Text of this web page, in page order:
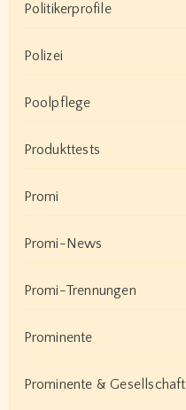
Politikerprofile
Polizei
Poolpflege
Produkttests
Promi
Promi-News
Promi-Trennungen
Prominente
Prominente & Gesellschaft